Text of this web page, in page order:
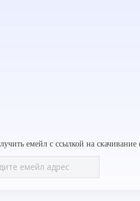
емейл с ссылкой на скачивание